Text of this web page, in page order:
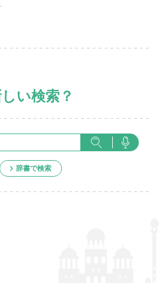
い検索？
辞書で検索